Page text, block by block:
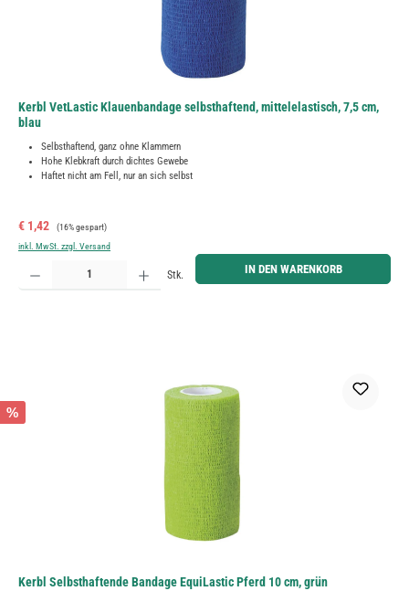
Kerbl VetLastic Klauenbandage selbsthaftend, mittelelastisch, 7,5 cm,
blau
Selbsthaftend, ganz ohne Klammern
Hohe Klebkraft durch dichtes Gewebe
Haftet nicht am Fell, nur an sich selbst
Verkaufspreis:
€ 1,42 Regulärer Preis:
(16% gespart)
inkl. MwSt. zzgl. Versand
Produkt Anzahl: Gib den gewünschten Wert ein oder benutze die Schaltflächen um die Anzahl zu
Stk. IN DEN WARENKORB
%
Kerbl Selbsthaftende Bandage EquiLastic Pferd 10 cm, grün